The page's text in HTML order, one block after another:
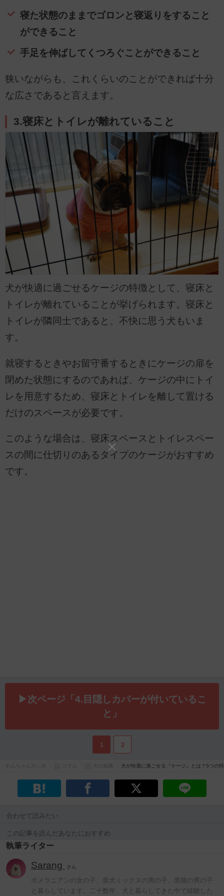
寝た状態のままでゴロンと寝返りをすること
ができること
手足を伸ばしてくつろぐことができること
狭いながらも、これくらいのことができれば十分
な広さであると言えます。
3.寝床とトイレが離れていること
犬が快適に過ごせるケージの特徴として、寝床と
トイレが離れていることが挙げられます。寝床と
トイレが隣同士であると、不快に思う犬もいま
す。
就寝するときやお留守番するときにケージの扉を
閉めた状態にするのであれば、ケージの中にトイ
レを用意するため、寝床とトイレを離して置ける
だけのスペースが必要です。
このような場合は、寝床スペースとトイレスペー
スの間に仕切りのあるタイプのケージがおすすめ
です。
▶次ページ「4.目隠しカバーが付いているこ
と」
1 2
犬が快適に過ごせる『ケージ』とは？5つの
合わせて読みたい
この記事を読んだあなたにおすすめ
執筆ライター
Sarang さん
ポメラニアンの女の子、柴犬ミックスの男の子、黒猫の男の子
と暮らしています。二十数年、犬と暮らしてきた中で経験した